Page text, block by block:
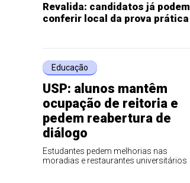
Revalida: candidatos já podem
conferir local da prova prática
Educação
USP: alunos mantêm
ocupação de reitoria e
pedem reabertura de
diálogo
Estudantes pedem melhorias nas
moradias e restaurantes universitários